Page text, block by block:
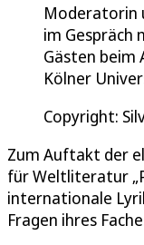
Moderatorin
im
Gästen beim
Kölner
Copyright:
Zum Auftakt der
für Weltliteratur
internationale
Fragen ihres